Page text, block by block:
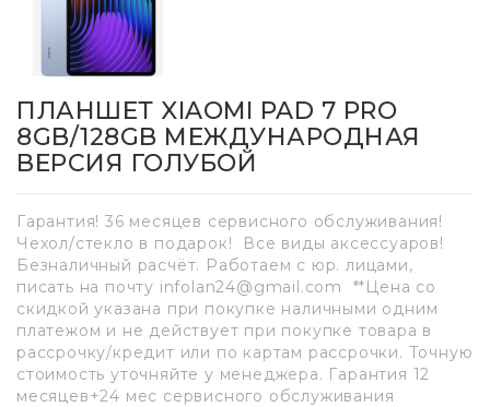
ПЛАНШЕТ XIAOMI PAD 7 PRO
8GB/128GB МЕЖДУНАРОДНАЯ
ВЕРСИЯ ГОЛУБОЙ
Гарантия! 36 месяцев сервисного обслуживания!
Чехол/стекло в подарок! Все виды аксессуаров!
Безналичный расчёт. Работаем с юр. лицами,
писать на почту infolan24@gmail.com **Цена со
скидкой указана при покупке наличными одним
платежом и не действует при покупке товара в
рассрочку/кредит или по картам рассрочки. Точную
стоимость уточняйте у менеджера. Гарантия 12
месяцев+24 мес сервисного обслуживания